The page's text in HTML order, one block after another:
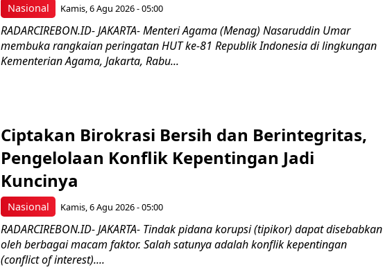
Nasional Kamis, 6 Agu 2026 - 05:00
RADARCIREBON.ID- JAKARTA- Menteri Agama (Menag) Nasaruddin Umar
membuka rangkaian peringatan HUT ke-81 Republik Indonesia di lingkungan
Kementerian Agama, Jakarta, Rabu...
Nasional
Ciptakan Birokrasi Bersih dan Berintegritas,
Pengelolaan Konflik Kepentingan Jadi
Kuncinya
Kamis, 6 Agu 2026 - 05:00
RADARCIREBON.ID- JAKARTA- Tindak pidana korupsi (tipikor) dapat disebabkan
oleh berbagai macam faktor. Salah satunya adalah konflik kepentingan
(conflict of interest)....